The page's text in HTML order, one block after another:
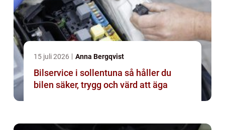
15 juli 2026 Anna Bergqvist
Bilservice i sollentuna så håller du
bilen säker, trygg och värd att äga